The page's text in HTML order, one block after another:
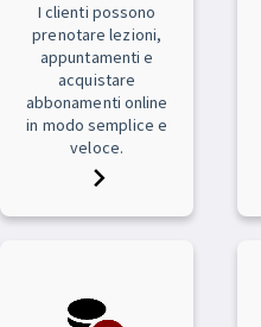
I clienti possono
prenotare lezioni,
appuntamenti e
acquistare
abbonamenti online
in modo semplice e
veloce.